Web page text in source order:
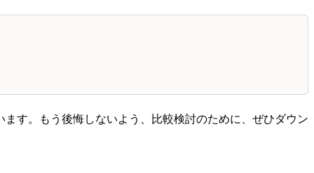
す。もう後悔しないよう、比較検討のために、ぜひダウン